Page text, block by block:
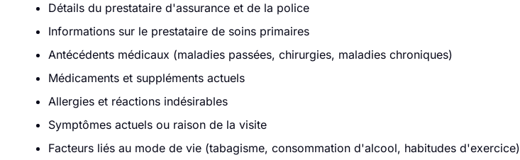
Détails du prestataire d'assurance et de la police
Informations sur le prestataire de soins primaires
Antécédents médicaux (maladies passées, chirurgies, maladies chroniques)
Médicaments et suppléments actuels
Allergies et réactions indésirables
Symptômes actuels ou raison de la visite
Facteurs liés au mode de vie (tabagisme, consommation d'alcool, habitudes d'exercice)